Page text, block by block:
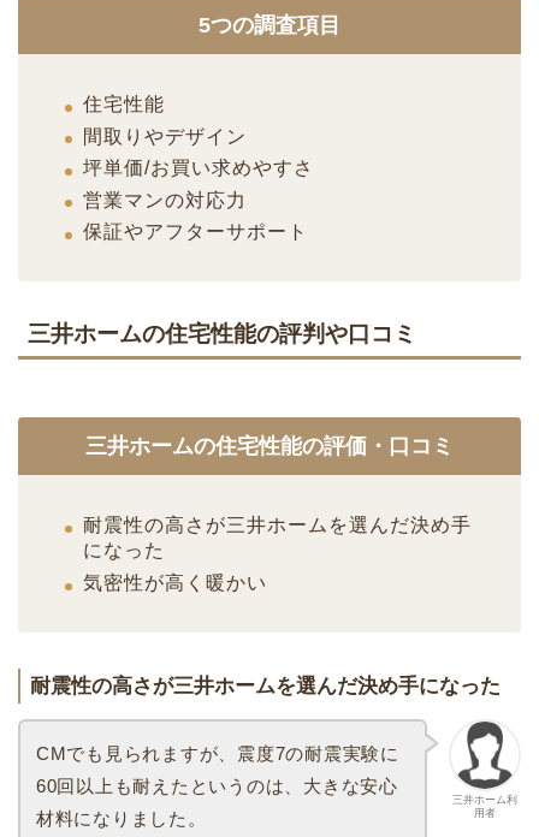
5つの調査項目
住宅性能
間取りやデザイン
坪単価/お買い求めやすさ
営業マンの対応力
保証やアフターサポート
三井ホームの住宅性能の評判や口コミ
三井ホームの住宅性能の評価・口コミ
耐震性の高さが三井ホームを選んだ決め手
になった
気密性が高く暖かい
耐震性の高さが三井ホームを選んだ決め手になった
三井ホーム利
用者
CMでも見られますが、震度7の耐震実験に
60回以上も耐えたというのは、大きな安心
材料になりました。